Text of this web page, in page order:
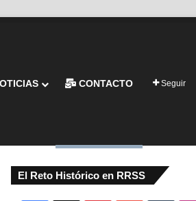
CONTACTO Seguir
El Reto Histórico en RRSS